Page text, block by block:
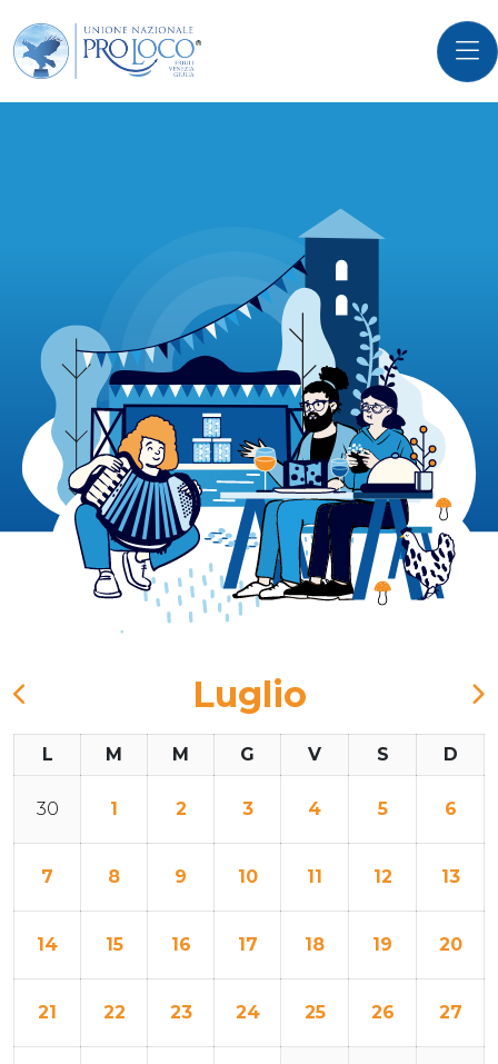
Luglio
L M M G V S D
30 1 2 3 4 5 6
7 8 9 10 11 12 13
14 15 16 17 18 19 20
21 22 23 24 25 26 27